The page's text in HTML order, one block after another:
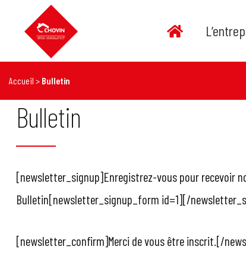
contenu
Accueil > Bulletin
Bulletin
[newsletter_signup]Enregistrez-vous pour recevoir
Bulletin[newsletter_signup_form id=1][/
[newsletter_confirm]Merci de vous être inscrit.[/